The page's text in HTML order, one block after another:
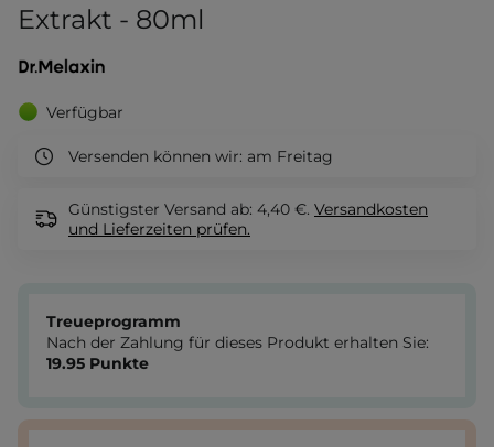
Extrakt - 80ml
Verfügbar
Versenden können wir: am Freitag
Günstigster Versand ab: 4,40 €. Versandkosten
und Lieferzeiten prüfen.
Treueprogramm
Nach der Zahlung für dieses Produkt erhalten Sie:
19.95 Punkte